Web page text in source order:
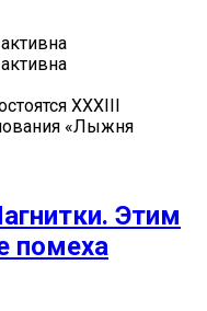
XXXIII
«Лыжня
Этим
помеха